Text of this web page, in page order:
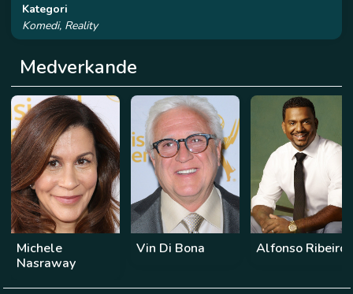
Medverkande
Michele
Nasraway
Vin Di Bona Alfonso Ribeiro
Kategori
Komedi, Reality